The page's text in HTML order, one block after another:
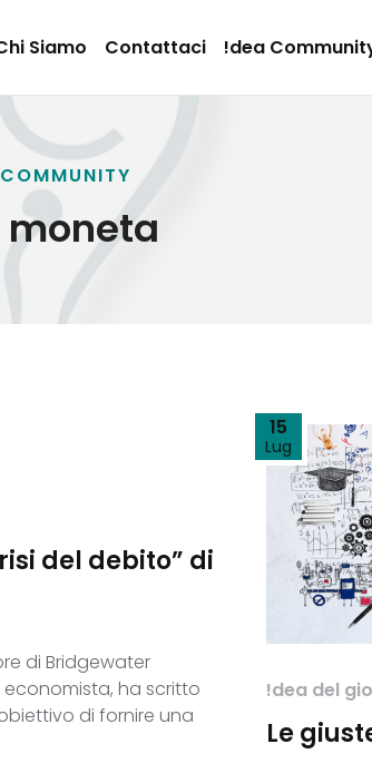
Siamo Contattaci !dea
moneta
del debito” di
di Bridgewater
ha scritto
di fornire una
15
Lug
!dea del
Le